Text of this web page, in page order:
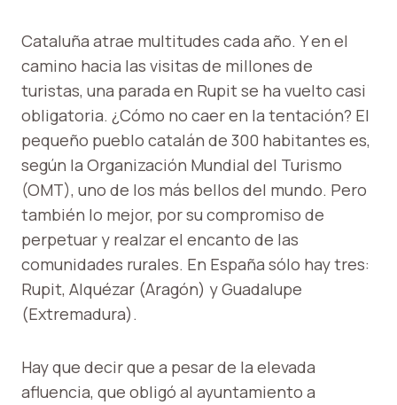
Cataluña atrae multitudes cada año. Y en el
camino hacia las visitas de millones de
turistas, una parada en Rupit se ha vuelto casi
obligatoria. ¿Cómo no caer en la tentación? El
pequeño pueblo catalán de 300 habitantes es,
según la Organización Mundial del Turismo
(OMT), uno de los más bellos del mundo. Pero
también lo mejor, por su compromiso de
perpetuar y realzar el encanto de las
comunidades rurales. En España sólo hay tres:
Rupit, Alquézar (Aragón) y Guadalupe
(Extremadura).
Hay que decir que a pesar de la elevada
afluencia, que obligó al ayuntamiento a